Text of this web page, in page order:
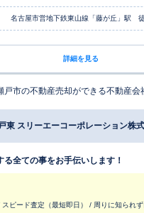
名古屋市営地下鉄東山線「藤が丘」駅
詳細を見る
戸市の不動産売却ができる不動産会
東 スリーエーコーポレーション株
る全ての事をお手伝いします！
スピード査定（最短即日） / 周りに知られ